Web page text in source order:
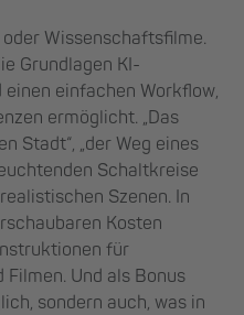
Wissenschaftsfilme.
Grundlagen KI-
einfachen Workflow,
ermöglicht. „Das
Stadt“, „der Weg eines
Schaltkreise
Szenen. In
Kosten
für
Und als Bonus
sondern auch, was in